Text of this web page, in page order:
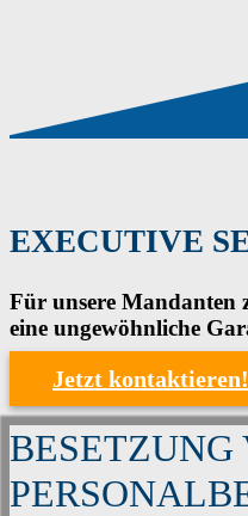
EXECUTIVE
Für unsere Mandanten
eine ungewöhnliche
Jetzt kontaktieren!
BESETZUNG